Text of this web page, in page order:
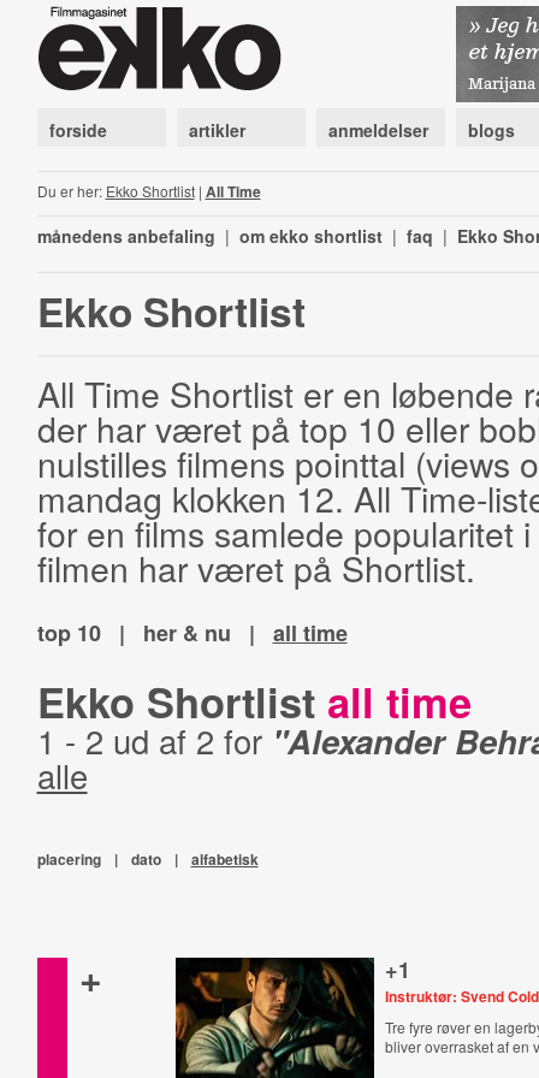
forside artikler anmeldelser blogs
Du er her: Ekko Shortlist| All Time
månedens anbefaling | om ekko shortlist | faq | Ekko
Ekko Shortlist
All Time Shortlist er en løbende
der har været på top 10 eller
nulstilles filmens pointtal (views
mandag klokken 12. All Time-
for en films samlede popularitet
filmen har været på Shortlist.
top 10 | her & nu | all time
Ekko Shortlist all time
1 - 2 ud af 2 for "Alexander
alle
placering | dato | alfabetisk
+ +1
Instruktør: Svend
Tre fyre røver en
bliver overrasket af en